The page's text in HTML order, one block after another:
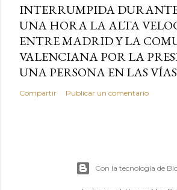
INTERRUMPIDA
UNA HORA LA ALTA
ENTRE MADRID Y LA
VALENCIANA POR LA
UNA PERSONA EN LAS VÍAS
Compartir Publicar un comentario
Con la tecnología de